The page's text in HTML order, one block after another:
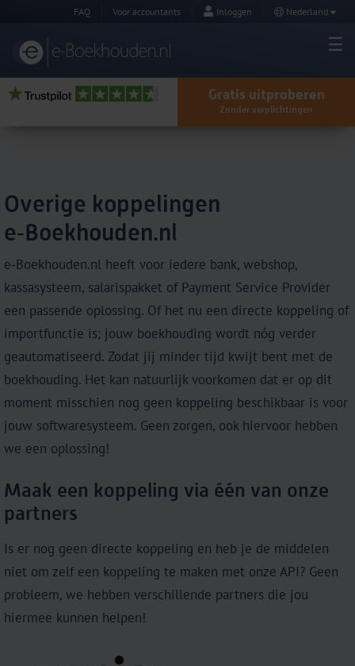
FAQ Voor accountants Inloggen Nederland
Gratis uitproberen
Zonder verplichtingen
Overige koppelingen
e‑Boekhouden.nl
e‑Boekhouden.nl heeft voor iedere bank, webshop,
kassasysteem, salarispakket of Payment Service Provider
een passende oplossing. Of het nu een directe koppeling of
importfunctie is; jouw boekhouding wordt nóg verder
geautomatiseerd. Zodat jij minder tijd kwijt bent met de
boekhouding. Het kan natuurlijk voorkomen dat er op dit
moment misschien nog geen koppeling beschikbaar is voor
jouw softwaresysteem. Geen zorgen, ook hiervoor hebben
we een oplossing!
Maak een koppeling via één van onze
partners
Is er nog geen directe koppeling en heb je de middelen
niet om zelf een koppeling te maken met onze API? Geen
probleem, we hebben verschillende partners die jou
hiermee kunnen helpen!